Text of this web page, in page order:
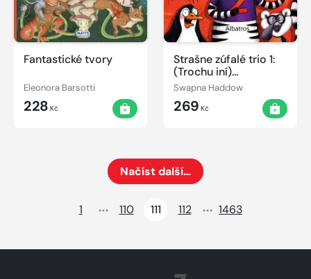
Fantastické tvory
Eleonora Barsotti
228 Kč
Strašne zúfalé trio 1:
(Trochu iní)
superhrdinovia
Swapna Haddow
269 Kč
Načíst další…
1
110 111 112 1463